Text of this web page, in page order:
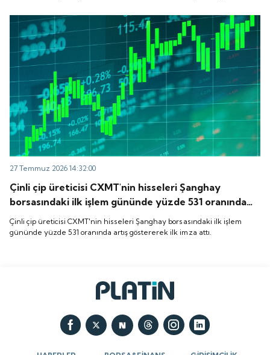
27 Temmuz 2026 14:32:00
Çinli çip üreticisi CXMT'nin hisseleri Şanghay
borsasındaki ilk işlem gününde yüzde 531 oranında
artış göstererek ilk imza attı.
Çinli çip üreticisi CXMT'nin hisseleri Şanghay borsasındaki ilk işlem
gününde yüzde 531 oranında artış göstererek ilk imza attı.